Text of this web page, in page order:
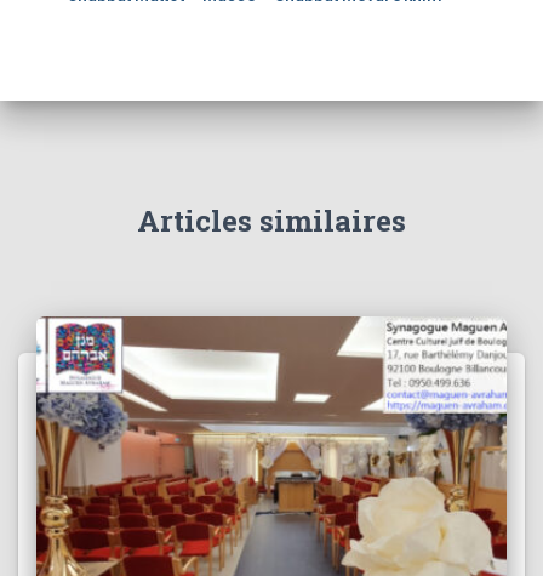
Articles similaires